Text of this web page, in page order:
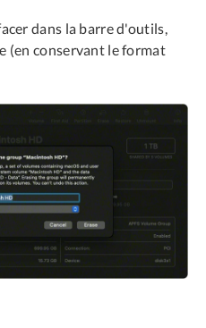
dans la barre d'outils,
(en conservant le format